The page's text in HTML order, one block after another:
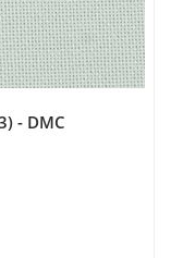
- DMC